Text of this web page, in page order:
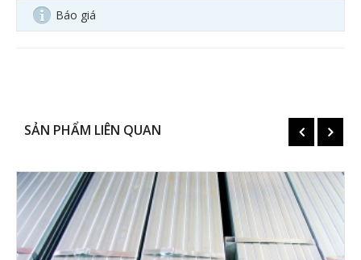
Báo giá
SẢN PHẨM LIÊN QUAN